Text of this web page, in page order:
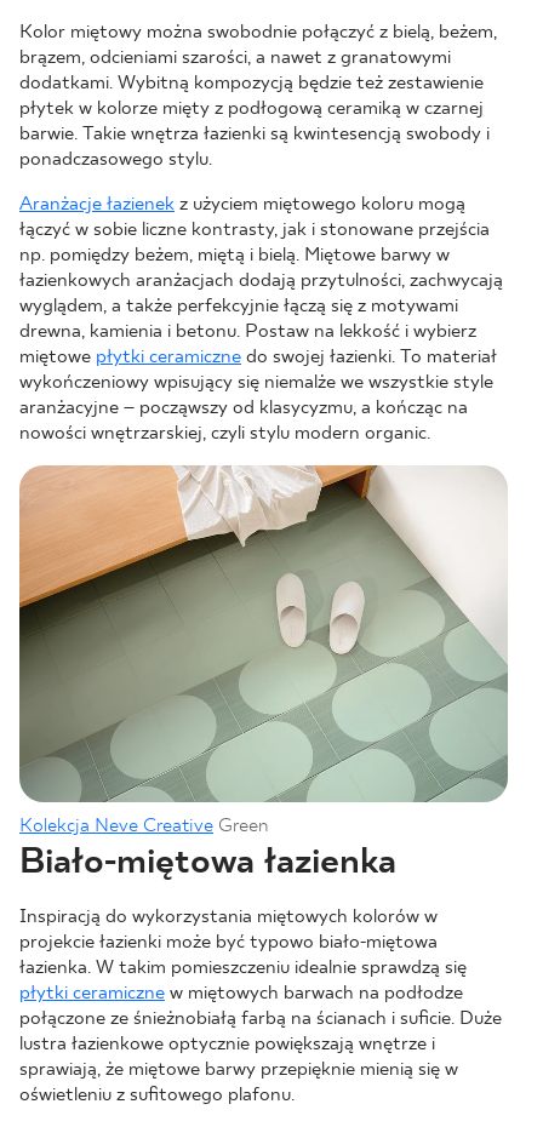
Kolor miętowy można swobodnie połączyć z bielą, beżem,
brązem, odcieniami szarości, a nawet z granatowymi
dodatkami. Wybitną kompozycją będzie też zestawienie
płytek w kolorze mięty z podłogową ceramiką w czarnej
barwie. Takie wnętrza łazienki są kwintesencją swobody i
ponadczasowego stylu.
Aranżacje łazienek z użyciem miętowego koloru mogą
łączyć w sobie liczne kontrasty, jak i stonowane przejścia
np. pomiędzy beżem, miętą i bielą. Miętowe barwy w
łazienkowych aranżacjach dodają przytulności, zachwycają
wyglądem, a także perfekcyjnie łączą się z motywami
drewna, kamienia i betonu. Postaw na lekkość i wybierz
miętowe płytki ceramiczne do swojej łazienki. To materiał
wykończeniowy wpisujący się niemalże we wszystkie style
aranżacyjne – począwszy od klasycyzmu, a kończąc na
nowości wnętrzarskiej, czyli stylu modern organic.
Kolekcja Neve Creative Green
Biało-miętowa łazienka
Inspiracją do wykorzystania miętowych kolorów w
projekcie łazienki może być typowo biało-miętowa
łazienka. W takim pomieszczeniu idealnie sprawdzą się
płytki ceramiczne w miętowych barwach na podłodze
połączone ze śnieżnobiałą farbą na ścianach i suficie. Duże
lustra łazienkowe optycznie powiększają wnętrze i
sprawiają, że miętowe barwy przepięknie mienią się w
oświetleniu z sufitowego plafonu.